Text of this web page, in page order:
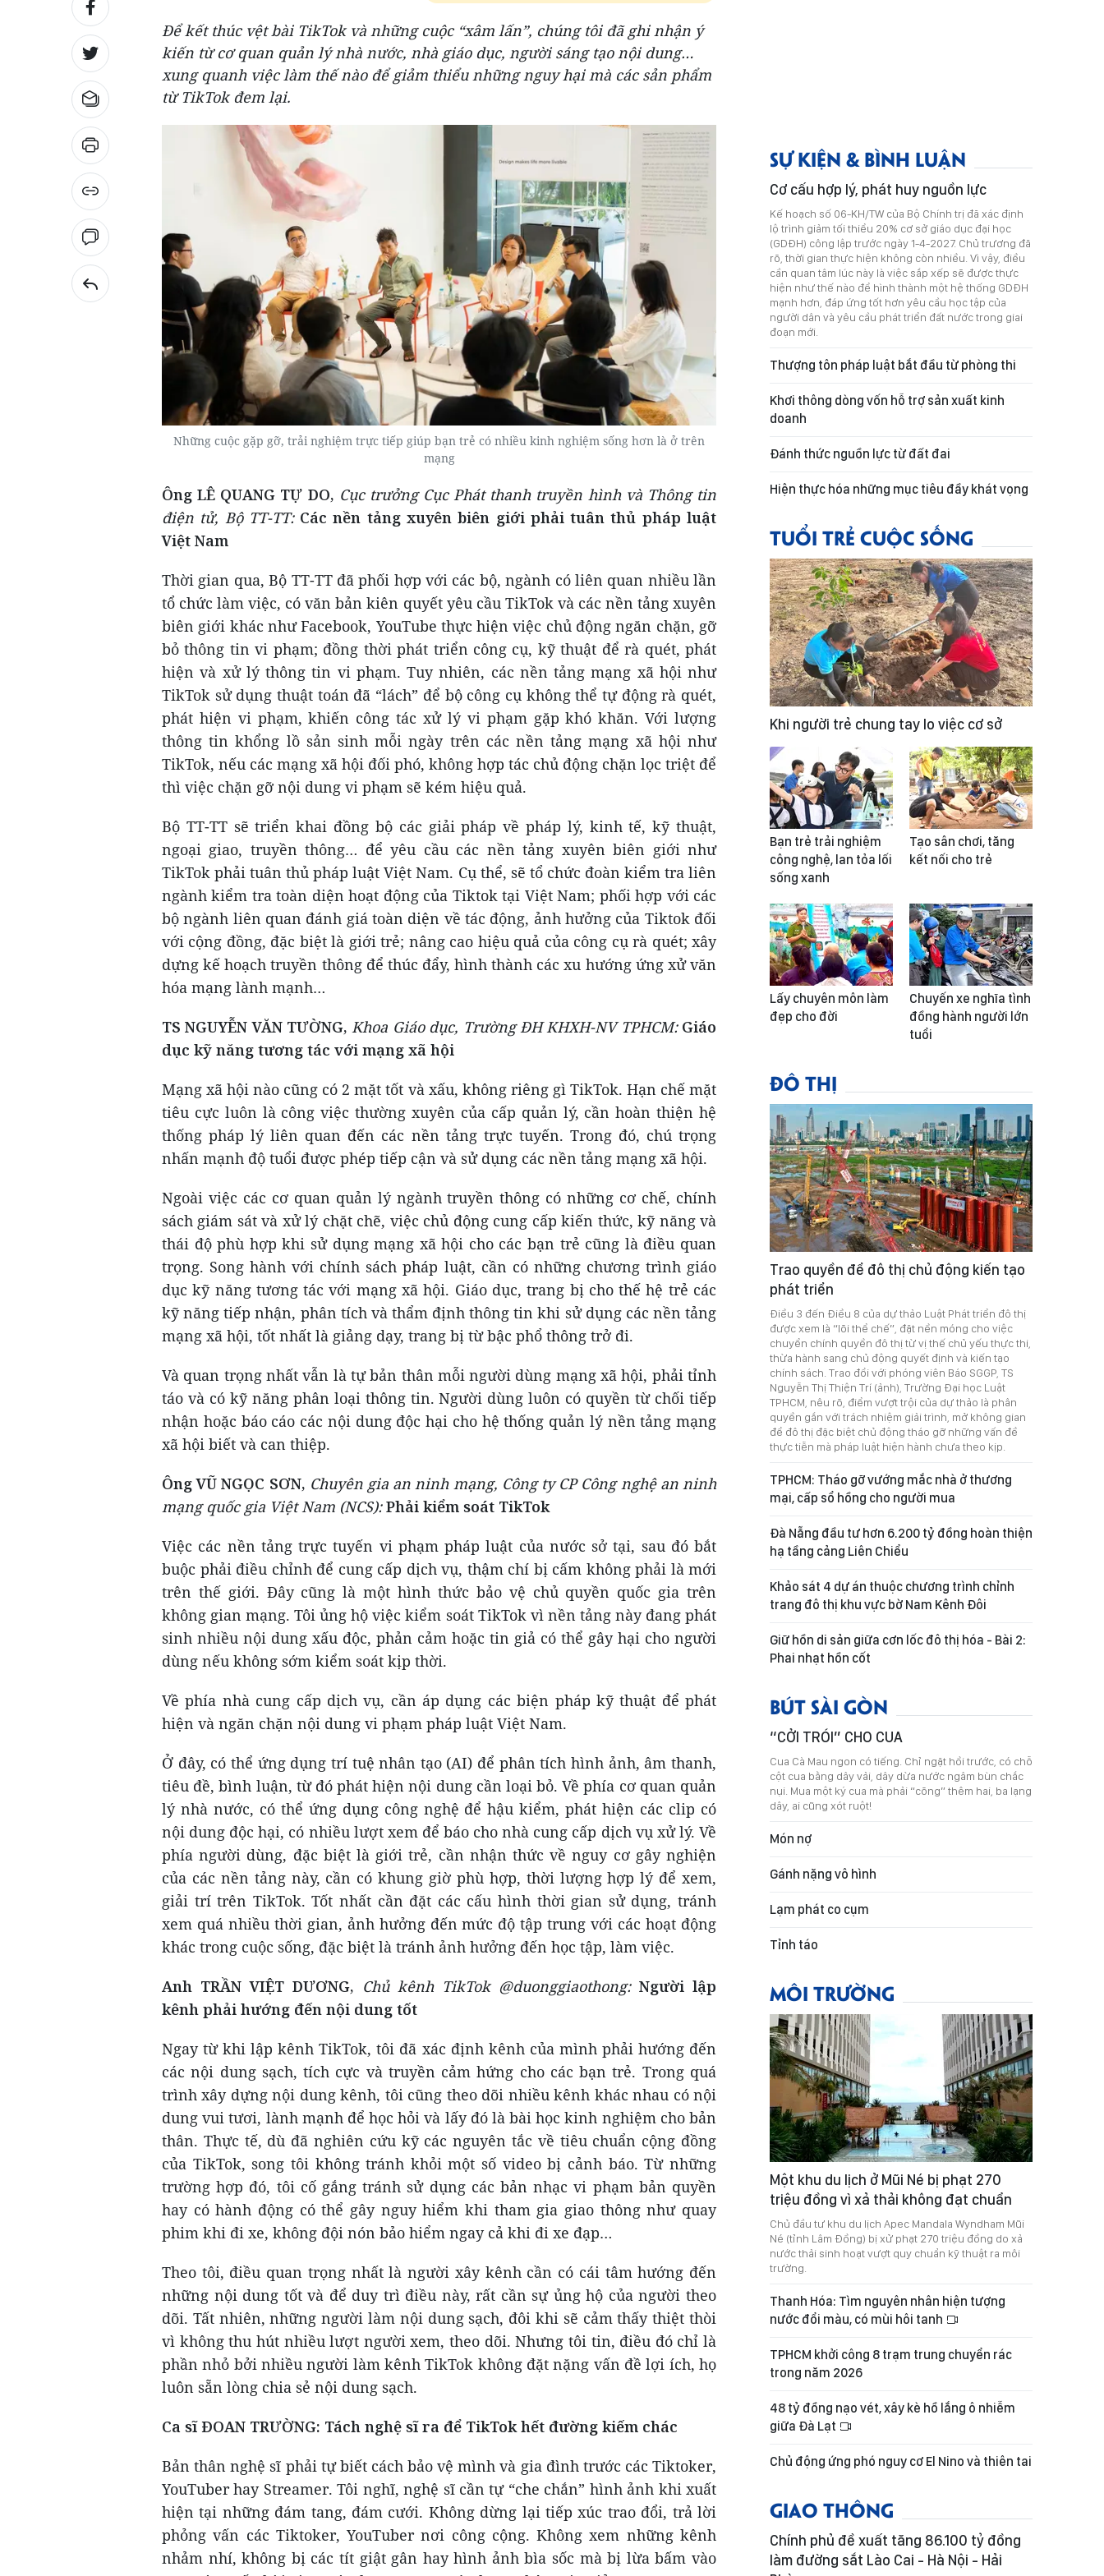
Để kết thúc vệt bài TikTok và những cuộc “xâm lấn”, chúng tôi đã ghi nhận ý
kiến từ cơ quan quản lý nhà nước, nhà giáo dục, người sáng tạo nội dung…
xung quanh việc làm thế nào để giảm thiểu những nguy hại mà các sản phẩm
từ TikTok đem lại.
Những cuộc gặp gỡ, trải nghiệm trực tiếp giúp bạn trẻ có nhiều kinh nghiệm sống hơn là ở trên
mạng
Ông LÊ QUANG TỰ DO, Cục trưởng Cục Phát thanh truyền hình và Thông tin
điện tử, Bộ TT-TT:Các nền tảng xuyên biên giới phải tuân thủ pháp luật
Việt Nam
Thời gian qua, Bộ TT-TT đã phối hợp với các bộ, ngành có liên quan nhiều lần
tổ chức làm việc, có văn bản kiên quyết yêu cầu TikTok và các nền tảng xuyên
biên giới khác như Facebook, YouTube thực hiện việc chủ động ngăn chặn, gỡ
bỏ thông tin vi phạm; đồng thời phát triển công cụ, kỹ thuật để rà quét, phát
hiện và xử lý thông tin vi phạm. Tuy nhiên, các nền tảng mạng xã hội như
TikTok sử dụng thuật toán đã “lách” để bộ công cụ không thể tự động rà quét,
phát hiện vi phạm, khiến công tác xử lý vi phạm gặp khó khăn. Với lượng
thông tin khổng lồ sản sinh mỗi ngày trên các nền tảng mạng xã hội như
TikTok, nếu các mạng xã hội đối phó, không hợp tác chủ động chặn lọc triệt để
thì việc chặn gỡ nội dung vi phạm sẽ kém hiệu quả.
Bộ TT-TT sẽ triển khai đồng bộ các giải pháp về pháp lý, kinh tế, kỹ thuật,
ngoại giao, truyền thông… để yêu cầu các nền tảng xuyên biên giới như
TikTok phải tuân thủ pháp luật Việt Nam. Cụ thể, sẽ tổ chức đoàn kiểm tra liên
ngành kiểm tra toàn diện hoạt động của Tiktok tại Việt Nam; phối hợp với các
bộ ngành liên quan đánh giá toàn diện về tác động, ảnh hưởng của Tiktok đối
với cộng đồng, đặc biệt là giới trẻ; nâng cao hiệu quả của công cụ rà quét; xây
dựng kế hoạch truyền thông để thúc đẩy, hình thành các xu hướng ứng xử văn
hóa mạng lành mạnh…
TS NGUYỄN VĂN TƯỜNG, Khoa Giáo dục, Trường ĐH KHXH-NV TPHCM:Giáo
dục kỹ năng tương tác với mạng xã hội
Mạng xã hội nào cũng có 2 mặt tốt và xấu, không riêng gì TikTok. Hạn chế mặt
tiêu cực luôn là công việc thường xuyên của cấp quản lý, cần hoàn thiện hệ
thống pháp lý liên quan đến các nền tảng trực tuyến. Trong đó, chú trọng
nhấn mạnh độ tuổi được phép tiếp cận và sử dụng các nền tảng mạng xã hội.
Ngoài việc các cơ quan quản lý ngành truyền thông có những cơ chế, chính
sách giám sát và xử lý chặt chẽ, việc chủ động cung cấp kiến thức, kỹ năng và
thái độ phù hợp khi sử dụng mạng xã hội cho các bạn trẻ cũng là điều quan
trọng. Song hành với chính sách pháp luật, cần có những chương trình giáo
dục kỹ năng tương tác với mạng xã hội. Giáo dục, trang bị cho thế hệ trẻ các
kỹ năng tiếp nhận, phân tích và thẩm định thông tin khi sử dụng các nền tảng
mạng xã hội, tốt nhất là giảng dạy, trang bị từ bậc phổ thông trở đi.
Và quan trọng nhất vẫn là tự bản thân mỗi người dùng mạng xã hội, phải tỉnh
táo và có kỹ năng phân loại thông tin. Người dùng luôn có quyền từ chối tiếp
nhận hoặc báo cáo các nội dung độc hại cho hệ thống quản lý nền tảng mạng
xã hội biết và can thiệp.
Ông VŨ NGỌC SƠN, Chuyên gia an ninh mạng, Công ty CP Công nghệ an ninh
mạng quốc gia Việt Nam (NCS):Phải kiểm soát TikTok
Việc các nền tảng trực tuyến vi phạm pháp luật của nước sở tại, sau đó bắt
buộc phải điều chỉnh để cung cấp dịch vụ, thậm chí bị cấm không phải là mới
trên thế giới. Đây cũng là một hình thức bảo vệ chủ quyền quốc gia trên
không gian mạng. Tôi ủng hộ việc kiểm soát TikTok vì nền tảng này đang phát
sinh nhiều nội dung xấu độc, phản cảm hoặc tin giả có thể gây hại cho người
dùng nếu không sớm kiểm soát kịp thời.
Về phía nhà cung cấp dịch vụ, cần áp dụng các biện pháp kỹ thuật để phát
hiện và ngăn chặn nội dung vi phạm pháp luật Việt Nam.
Ở đây, có thể ứng dụng trí tuệ nhân tạo (AI) để phân tích hình ảnh, âm thanh,
tiêu đề, bình luận, từ đó phát hiện nội dung cần loại bỏ. Về phía cơ quan quản
lý nhà nước, có thể ứng dụng công nghệ để hậu kiểm, phát hiện các clip có
nội dung độc hại, có nhiều lượt xem để báo cho nhà cung cấp dịch vụ xử lý. Về
phía người dùng, đặc biệt là giới trẻ, cần nhận thức về nguy cơ gây nghiện
của các nền tảng này, cần có khung giờ phù hợp, thời lượng hợp lý để xem,
giải trí trên TikTok. Tốt nhất cần đặt các cấu hình thời gian sử dụng, tránh
xem quá nhiều thời gian, ảnh hưởng đến mức độ tập trung với các hoạt động
khác trong cuộc sống, đặc biệt là tránh ảnh hưởng đến học tập, làm việc.
Anh TRẦN VIỆT DƯƠNG, Chủ kênh TikTok @duonggiaothong: Người lập
kênh phải hướng đến nội dung tốt
Ngay từ khi lập kênh TikTok, tôi đã xác định kênh của mình phải hướng đến
các nội dung sạch, tích cực và truyền cảm hứng cho các bạn trẻ. Trong quá
trình xây dựng nội dung kênh, tôi cũng theo dõi nhiều kênh khác nhau có nội
dung vui tươi, lành mạnh để học hỏi và lấy đó là bài học kinh nghiệm cho bản
thân. Thực tế, dù đã nghiên cứu kỹ các nguyên tắc về tiêu chuẩn cộng đồng
của TikTok, song tôi không tránh khỏi một số video bị cảnh báo. Từ những
trường hợp đó, tôi cố gắng tránh sử dụng các bản nhạc vi phạm bản quyền
hay có hành động có thể gây nguy hiểm khi tham gia giao thông như quay
phim khi đi xe, không đội nón bảo hiểm ngay cả khi đi xe đạp…
Theo tôi, điều quan trọng nhất là người xây kênh cần có cái tâm hướng đến
những nội dung tốt và để duy trì điều này, rất cần sự ủng hộ của người theo
dõi. Tất nhiên, những người làm nội dung sạch, đôi khi sẽ cảm thấy thiệt thòi
vì không thu hút nhiều lượt người xem, theo dõi. Nhưng tôi tin, điều đó chỉ là
phần nhỏ bởi nhiều người làm kênh TikTok không đặt nặng vấn đề lợi ích, họ
luôn sẵn lòng chia sẻ nội dung sạch.
Ca sĩ ĐOAN TRƯỜNG: Tách nghệ sĩ ra để TikTok hết đường kiếm chác
Bản thân nghệ sĩ phải tự biết cách bảo vệ mình và gia đình trước các Tiktoker,
YouTuber hay Streamer. Tôi nghĩ, nghệ sĩ cần tự “che chắn” hình ảnh khi xuất
hiện tại những đám tang, đám cưới. Không dừng lại tiếp xúc trao đổi, trả lời
phỏng vấn các Tiktoker, YouTuber nơi công cộng. Không xem những kênh
nhảm nhí, không bị các tít giật gân hay hình ảnh bìa sốc mà bị lừa bấm vào
SỰ KIỆN & BÌNH LUẬN
Cơ cấu hợp lý, phát huy nguồn lực
Kế hoạch số 06-KH/TW của Bộ Chính trị đã xác định
lộ trình giảm tối thiểu 20% cơ sở giáo dục đại học
(GDĐH) công lập trước ngày 1-4-2027. Chủ trương đã
rõ, thời gian thực hiện không còn nhiều. Vì vậy, điều
cần quan tâm lúc này là việc sắp xếp sẽ được thực
hiện như thế nào để hình thành một hệ thống GDĐH
mạnh hơn, đáp ứng tốt hơn yêu cầu học tập của
người dân và yêu cầu phát triển đất nước trong giai
đoạn mới.
Thượng tôn pháp luật bắt đầu từ phòng thi
Khơi thông dòng vốn hỗ trợ sản xuất kinh
doanh
Đánh thức nguồn lực từ đất đai
Hiện thực hóa những mục tiêu đầy khát vọng
TUỔI TRẺ CUỘC SỐNG
Khi người trẻ chung tay lo việc cơ sở
Bạn trẻ trải nghiệm
công nghệ, lan tỏa lối
sống xanh
Tạo sân chơi, tăng
kết nối cho trẻ
Lấy chuyên môn làm
đẹp cho đời
Chuyến xe nghĩa tình
đồng hành người lớn
tuổi
ĐÔ THỊ
Trao quyền để đô thị chủ động kiến tạo
phát triển
Điều 3 đến Điều 8 của dự thảo Luật Phát triển đô thị
được xem là “lõi thể chế”, đặt nền móng cho việc
chuyển chính quyền đô thị từ vị thế chủ yếu thực thi,
thừa hành sang chủ động quyết định và kiến tạo
chính sách. Trao đổi với phóng viên Báo SGGP, TS
Nguyễn Thị Thiện Trí (ảnh), Trường Đại học Luật
TPHCM, nêu rõ, điểm vượt trội của dự thảo là phân
quyền gắn với trách nhiệm giải trình, mở không gian
để đô thị đặc biệt chủ động tháo gỡ những vấn đề
thực tiễn mà pháp luật hiện hành chưa theo kịp.
TPHCM: Tháo gỡ vướng mắc nhà ở thương
mại, cấp sổ hồng cho người mua
Đà Nẵng đầu tư hơn 6.200 tỷ đồng hoàn thiện
hạ tầng cảng Liên Chiểu
Khảo sát 4 dự án thuộc chương trình chỉnh
trang đô thị khu vực bờ Nam Kênh Đôi
Giữ hồn di sản giữa cơn lốc đô thị hóa - Bài 2:
Phai nhạt hồn cốt
BÚT SÀI GÒN
“CỞI TRÓI” CHO CUA
Cua Cà Mau ngon có tiếng. Chỉ ngặt hồi trước, có chỗ
cột cua bằng dây vải, dây dừa nước ngâm bùn chắc
nụi. Mua một ký cua mà phải “cõng” thêm hai, ba lạng
dây, ai cũng xót ruột!
Món nợ
Gánh nặng vô hình
Lạm phát co cụm
Tỉnh táo
MÔI TRƯỜNG
Một khu du lịch ở Mũi Né bị phạt 270
triệu đồng vì xả thải không đạt chuẩn
Chủ đầu tư khu du lịch Apec Mandala Wyndham Mũi
Né (tỉnh Lâm Đồng) bị xử phạt 270 triệu đồng do xả
nước thải sinh hoạt vượt quy chuẩn kỹ thuật ra môi
trường.
Thanh Hóa: Tìm nguyên nhân hiện tượng
nước đổi màu, có mùi hôi tanh
TPHCM khởi công 8 trạm trung chuyển rác
trong năm 2026
48 tỷ đồng nạo vét, xây kè hồ lắng ô nhiễm
giữa Đà Lạt
Chủ động ứng phó nguy cơ El Nino và thiên tai
GIAO THÔNG
Chính phủ đề xuất tăng 86.100 tỷ đồng
làm đường sắt Lào Cai - Hà Nội - Hải